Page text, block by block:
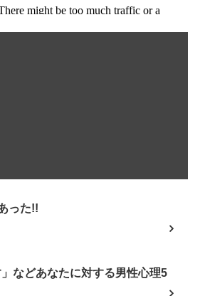
った!!
などあなたに対する男性心理5